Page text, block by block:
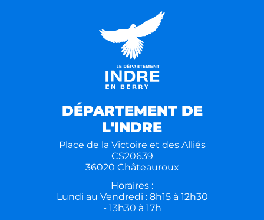
DÉPARTEMENT DE
L'INDRE
Place de la Victoire et des Alliés
CS20639
36020 Châteauroux
Horaires :
Lundi au Vendredi : 8h15 à 12h30
- 13h30 à 17h